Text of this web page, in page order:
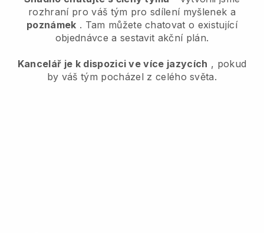
rozhraní pro váš tým pro sdílení myšlenek a
poznámek . Tam můžete chatovat o existující
objednávce a sestavit akční plán.
Kancelář je k dispozici ve více jazycích , pokud
by váš tým pocházel z celého světa.